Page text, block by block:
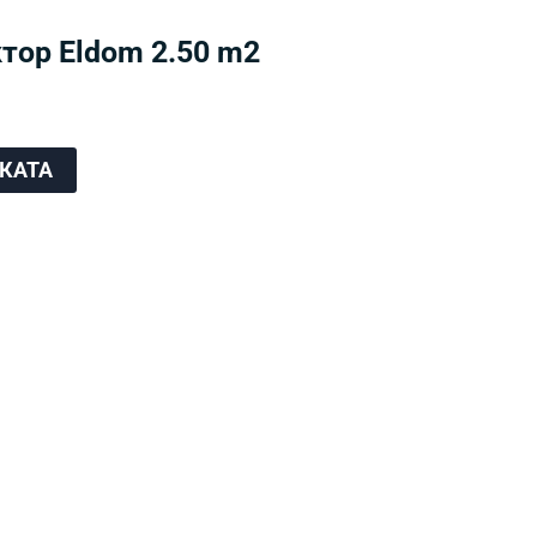
Eldom 2.50 m2